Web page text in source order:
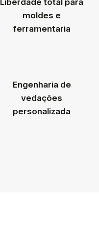
Liberdade total para
moldes e
ferramentaria
Engenharia de
vedações
personalizada